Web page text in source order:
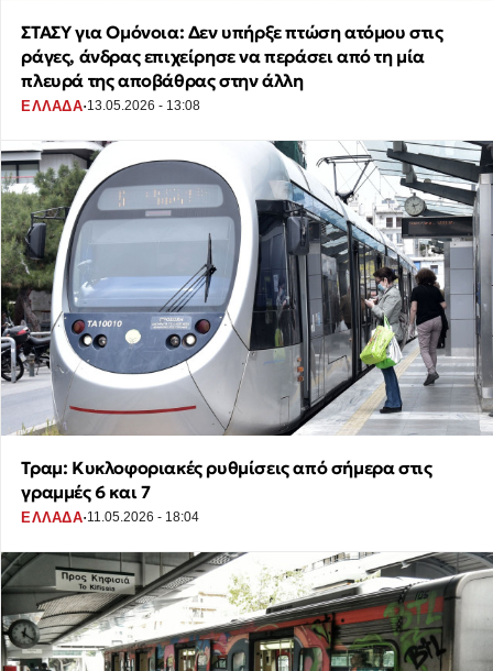
ΣΤΑΣΥ για Ομόνοια: Δεν υπήρξε πτώση ατόμου στις
ράγες, άνδρας επιχείρησε να περάσει από τη μία
πλευρά της αποβάθρας στην άλλη
ΕΛΛΑΔΑ·13.05.2026 - 13:08
Τραμ: Κυκλοφοριακές ρυθμίσεις από σήμερα στις
γραμμές 6 και 7
ΕΛΛΑΔΑ·11.05.2026 - 18:04